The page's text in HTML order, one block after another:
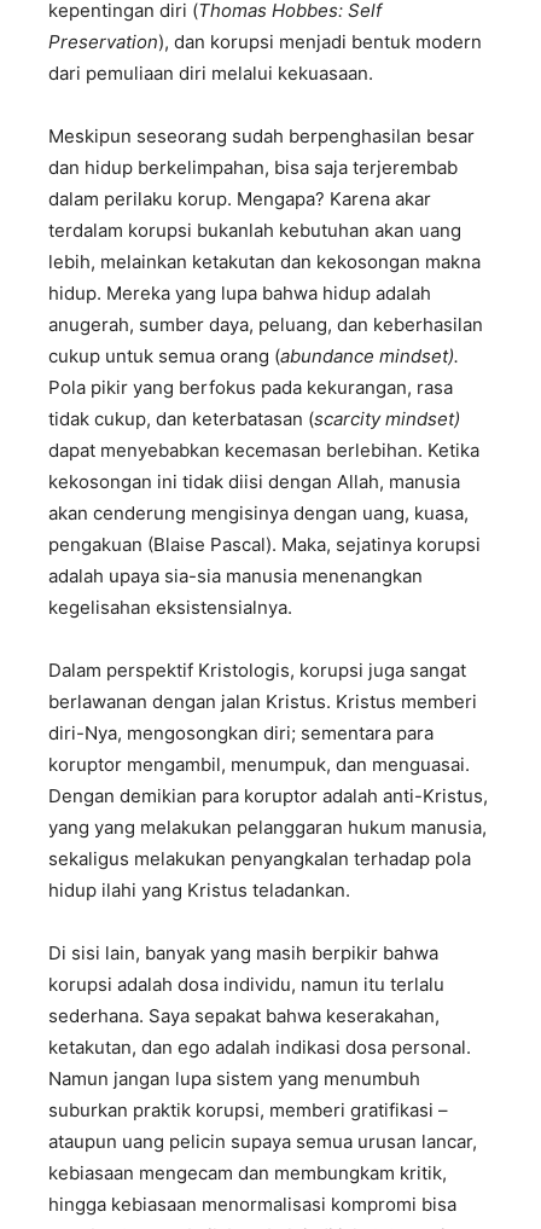
kepentingan diri (Thomas Hobbes: Self
Preservation), dan korupsi menjadi bentuk modern
dari pemuliaan diri melalui kekuasaan.
Meskipun seseorang sudah berpenghasilan besar
dan hidup berkelimpahan, bisa saja terjerembab
dalam perilaku korup. Mengapa? Karena akar
terdalam korupsi bukanlah kebutuhan akan uang
lebih, melainkan ketakutan dan kekosongan makna
hidup. Mereka yang lupa bahwa hidup adalah
anugerah, sumber daya, peluang, dan keberhasilan
cukup untuk semua orang (abundance mindset).
Pola pikir yang berfokus pada kekurangan, rasa
tidak cukup, dan keterbatasan (scarcity mindset)
dapat menyebabkan kecemasan berlebihan. Ketika
kekosongan ini tidak diisi dengan Allah, manusia
akan cenderung mengisinya dengan uang, kuasa,
pengakuan (Blaise Pascal). Maka, sejatinya korupsi
adalah upaya sia-sia manusia menenangkan
kegelisahan eksistensialnya.
Dalam perspektif Kristologis, korupsi juga sangat
berlawanan dengan jalan Kristus. Kristus memberi
diri-Nya, mengosongkan diri; sementara para
koruptor mengambil, menumpuk, dan menguasai.
Dengan demikian para koruptor adalah anti-Kristus,
yang yang melakukan pelanggaran hukum manusia,
sekaligus melakukan penyangkalan terhadap pola
hidup ilahi yang Kristus teladankan.
Di sisi lain, banyak yang masih berpikir bahwa
korupsi adalah dosa individu, namun itu terlalu
sederhana. Saya sepakat bahwa keserakahan,
ketakutan, dan ego adalah indikasi dosa personal.
Namun jangan lupa sistem yang menumbuh
suburkan praktik korupsi, memberi gratifikasi –
ataupun uang pelicin supaya semua urusan lancar,
kebiasaan mengecam dan membungkam kritik,
hingga kebiasaan menormalisasi kompromi bisa